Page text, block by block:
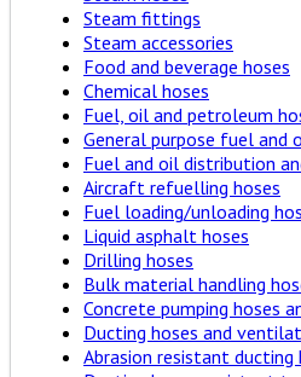
Steam fittings
Steam accessories
Food and beverage hoses
Chemical hoses
Fuel, oil and petroleum
General purpose fuel and
Fuel and oil distribution
Aircraft refuelling hoses
Fuel loading/unloading
Liquid asphalt hoses
Drilling hoses
Bulk material handling
Concrete pumping hoses
Ducting hoses and
Abrasion resistant ducting